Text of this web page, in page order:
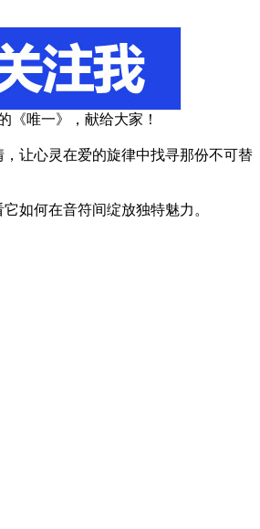
《唯一》，献给大家！
让心灵在爱的旋律中找寻那份不可替
如何在音符间绽放独特魅力。